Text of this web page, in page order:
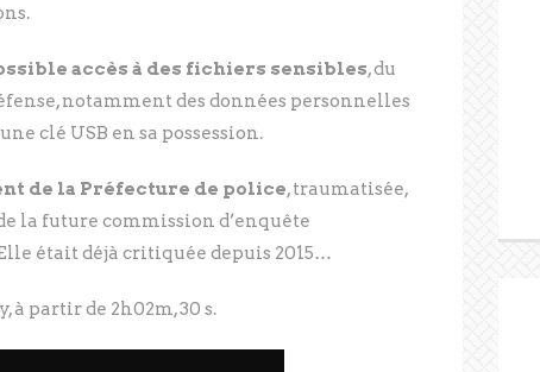
accès à des fichiers sensibles, du
notamment des données personnelles
clé USB en sa possession.
de la Préfecture de police, traumatisée,
la future commission d’enquête
était déjà critiquée depuis 2015…
partir de 2h02m, 30 s.